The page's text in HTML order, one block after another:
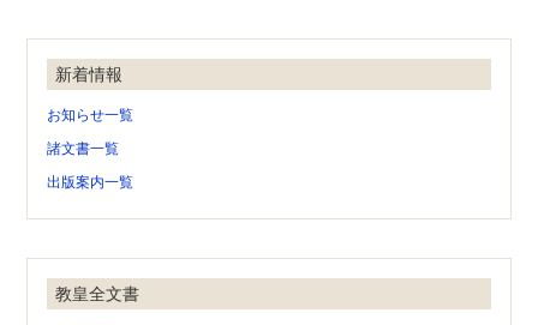
新着情報
お知らせ一覧
諸文書一覧
出版案内一覧
教皇全文書